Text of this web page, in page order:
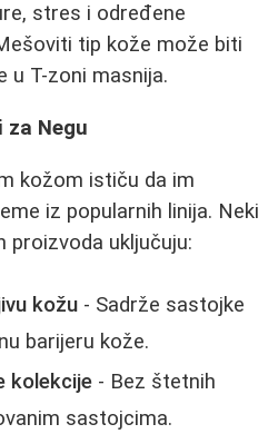
stres i određene
tip kože može biti
u T-zoni masnija.
za Negu
kožom ističu da im
iz popularnih linija. Neki
proizvoda uključuju:
kožu - Sadrže sastojke
barijeru kože.
kolekcije - Bez štetnih
sastojcima.